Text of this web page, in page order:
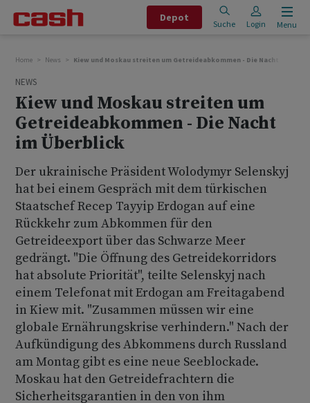
Depot
Suche Login Menu
Home News Kiew und Moskau streiten um Getreideabkommen - Die Nacht im
NEWS
Kiew und Moskau streiten um
Getreideabkommen - Die Nacht
im Überblick
Der ukrainische Präsident Wolodymyr Selenskyj
hat bei einem Gespräch mit dem türkischen
Staatschef Recep Tayyip Erdogan auf eine
Rückkehr zum Abkommen für den
Getreideexport über das Schwarze Meer
gedrängt. "Die Öffnung des Getreidekorridors
hat absolute Priorität", teilte Selenskyj nach
einem Telefonat mit Erdogan am Freitagabend
in Kiew mit. "Zusammen müssen wir eine
globale Ernährungskrise verhindern." Nach der
Aufkündigung des Abkommens durch Russland
am Montag gibt es eine neue Seeblockade.
Moskau hat den Getreidefrachtern die
Sicherheitsgarantien in den von ihm